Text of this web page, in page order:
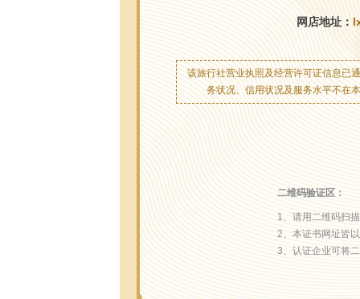
网店地址：
该旅行社营业执照及经营许可证信息已
务状况、信用状况及服务水平不在
二维码验证区：
1、请用二维码扫
2、本证书网址皆
3、认证企业可将